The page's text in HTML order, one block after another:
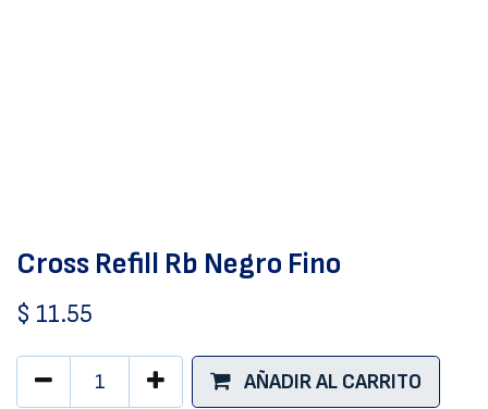
Cross Refill Rb Negro Fino
$ 11.55
AÑADIR AL CARRITO